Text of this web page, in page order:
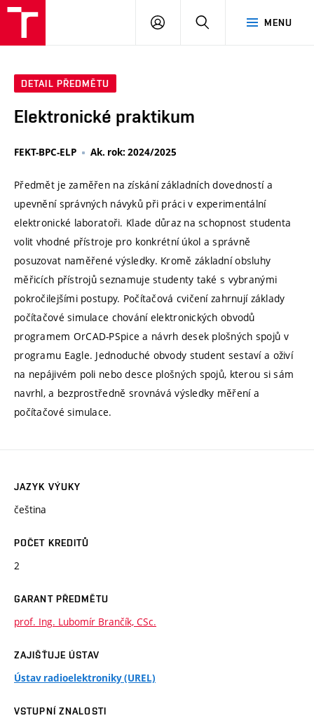
MENU
PŘIHLÁSIT
DETAIL PŘEDMĚTU
Elektronické praktikum
FEKT-BPC-ELP Ak. rok: 2024/2025
Předmět je zaměřen na získání základních dovedností a
upevnění správných návyků při práci v experimentální
elektronické laboratoři. Klade důraz na schopnost studenta
volit vhodné přístroje pro konkrétní úkol a správně
posuzovat naměřené výsledky. Kromě základní obsluhy
měřicích přístrojů seznamuje studenty také s vybranými
pokročilejšími postupy. Počítačová cvičení zahrnují základy
počítačové simulace chování elektronických obvodů
programem OrCAD-PSpice a návrh desek plošných spojů v
programu Eagle. Jednoduché obvody student sestaví a oživí
na nepájivém poli nebo desce plošných spojů, kterou si sám
navrhl, a bezprostředně srovnává výsledky měření a
počítačové simulace.
JAZYK VÝUKY
čeština
POČET KREDITŮ
2
GARANT PŘEDMĚTU
prof. Ing. Lubomír Brančík, CSc.
ZAJIŠŤUJE ÚSTAV
Ústav radioelektroniky (UREL)
VSTUPNÍ ZNALOSTI